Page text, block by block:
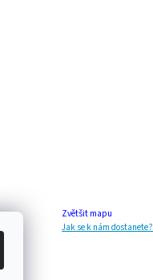
Zvětšit mapu
Jak se k nám dostanete?